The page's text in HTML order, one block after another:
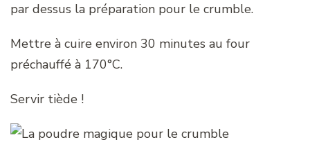
par dessus la préparation pour le crumble.
Mettre à cuire environ 30 minutes au four
préchauffé à 170°C.
Servir tiède !